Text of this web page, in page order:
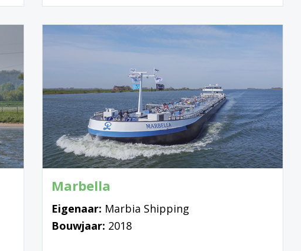
Marbella
Eigenaar: Marbia Shipping
Bouwjaar: 2018